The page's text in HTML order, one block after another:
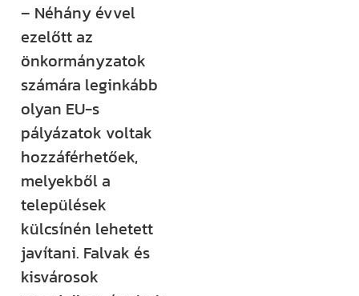
– Néhány évvel
ezelőtt az
önkormányzatok
számára leginkább
olyan EU-s
pályázatok voltak
hozzáférhetőek,
melyekből a
települések
külcsínén lehetett
javítani. Falvak és
kisvárosok